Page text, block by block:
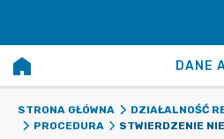
DANE
STRONA GŁÓWNA DZIAŁALNOŚĆ
PROCEDURA
STWIERDZENIE